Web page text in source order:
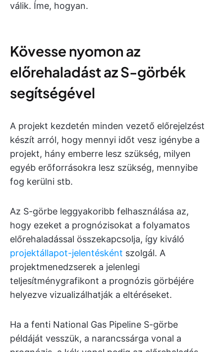
válik. Íme, hogyan.
Kövesse nyomon az
előrehaladást az S-görbék
segítségével
A projekt kezdetén minden vezető előrejelzést
készít arról, hogy mennyi időt vesz igénybe a
projekt, hány emberre lesz szükség, milyen
egyéb erőforrásokra lesz szükség, mennyibe
fog kerülni stb.
Az S-görbe leggyakoribb felhasználása az,
hogy ezeket a prognózisokat a folyamatos
előrehaladással összekapcsolja, így kiváló
projektállapot-jelentésként szolgál. A
projektmenedzserek a jelenlegi
teljesítménygrafikont a prognózis görbéjére
helyezve vizualizálhatják a eltéréseket.
Ha a fenti National Gas Pipeline S-görbe
példáját vesszük, a narancssárga vonal a